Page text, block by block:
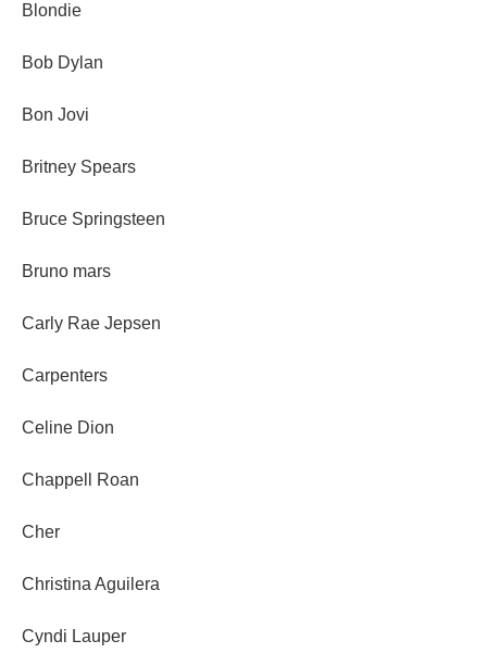
Blondie
Bob Dylan
Bon Jovi
Britney Spears
Bruce Springsteen
Bruno mars
Carly Rae Jepsen
Carpenters
Celine Dion
Chappell Roan
Cher
Christina Aguilera
Cyndi Lauper